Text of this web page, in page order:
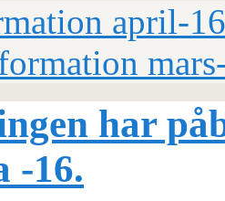
april-16
har
-16.